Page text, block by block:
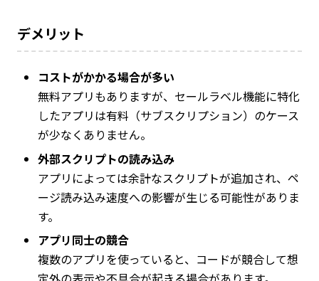
デメリット
コストがかかる場合が多い
無料アプリもありますが、セールラベル機能に特化
したアプリは有料（サブスクリプション）のケース
が少なくありません。
外部スクリプトの読み込み
アプリによっては余計なスクリプトが追加され、ペ
ージ読み込み速度への影響が生じる可能性がありま
す。
アプリ同士の競合
複数のアプリを使っていると、コードが競合して想